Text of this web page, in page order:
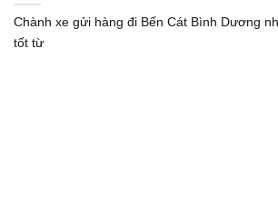
Chành xe gửi hàng đi Bến Cát Bình Dương
tốt từ